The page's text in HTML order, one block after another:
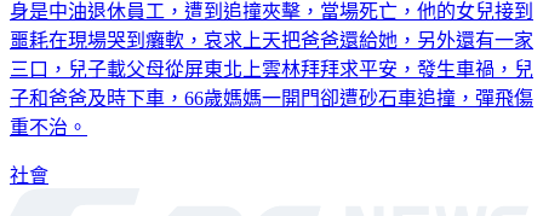
身是中油退休員工，遭到追撞夾擊，當場死亡，他的女兒接到
噩耗在現場哭到癱軟，哀求上天把爸爸還給她，另外還有一家
三口，兒子載父母從屏東北上雲林拜拜求平安，發生車禍，兒
子和爸爸及時下車，66歲媽媽一開門卻遭砂石車追撞，彈飛傷
重不治。
社會